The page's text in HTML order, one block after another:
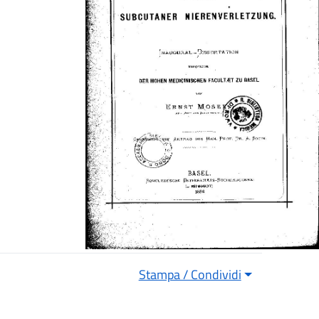
Stampa / Condividi